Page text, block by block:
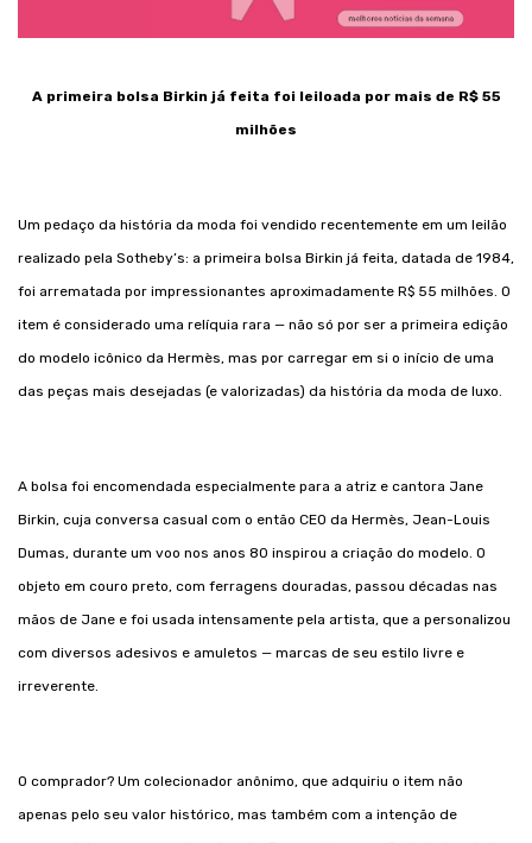
A primeira bolsa Birkin já feita foi leiloada por mais de R$ 55
milhões
Um pedaço da história da moda foi vendido recentemente em um leilão
realizado pela Sotheby’s: a primeira bolsa Birkin já feita, datada de 1984,
foi arrematada por impressionantes aproximadamente R$ 55 milhões. O
item é considerado uma relíquia rara — não só por ser a primeira edição
do modelo icônico da Hermès, mas por carregar em si o início de uma
das peças mais desejadas (e valorizadas) da história da moda de luxo.
A bolsa foi encomendada especialmente para a atriz e cantora Jane
Birkin, cuja conversa casual com o então CEO da Hermès, Jean-Louis
Dumas, durante um voo nos anos 80 inspirou a criação do modelo. O
objeto em couro preto, com ferragens douradas, passou décadas nas
mãos de Jane e foi usada intensamente pela artista, que a personalizou
com diversos adesivos e amuletos — marcas de seu estilo livre e
irreverente.
O comprador? Um colecionador anônimo, que adquiriu o item não
apenas pelo seu valor histórico, mas também com a intenção de